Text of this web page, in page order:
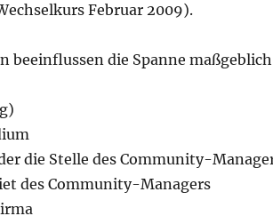
Februar 2009).
beeinflussen die Spanne
die Stelle des Community-
des Community-Managers